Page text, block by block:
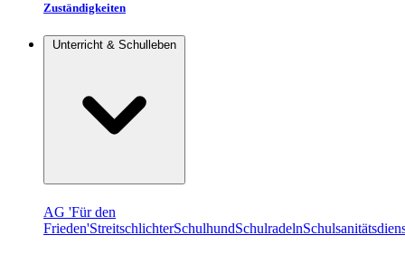
Zuständigkeiten
Unterricht & Schulleben
AG 'Für den
Frieden'StreitschlichterSchulhundSchulradeln